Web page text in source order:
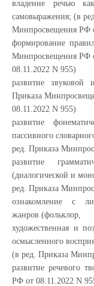
владение речью
самовыражения; (в
Минпросвещения РФ
формирование
Минпросвещения РФ
08.11.2022 N 955)
развитие
Приказа
08.11.2022 N 955)
развитие
пассивного
ред. Приказа
развитие
(диалогической и
ред. Приказа
ознакомление с
жанров (фольклор,
художественная и
осмысленного
(в ред. Приказа
развитие речевого
РФ от 08.11.2022 N